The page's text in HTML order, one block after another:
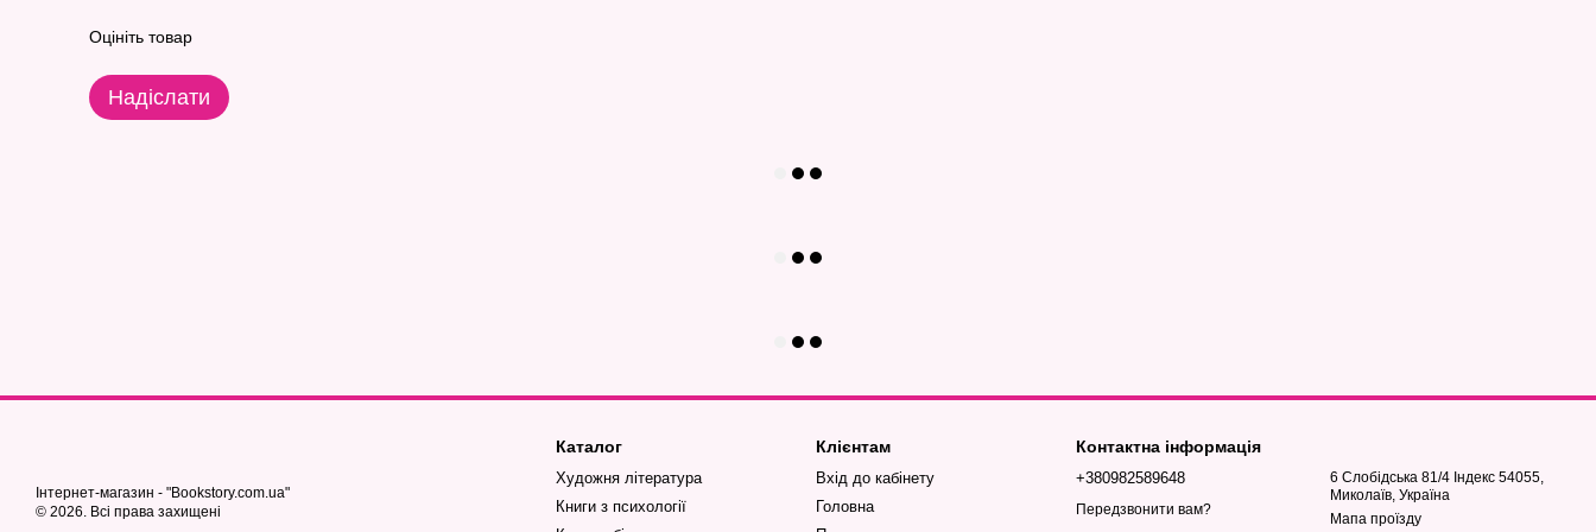
Оцініть товар
Надіслати
Інтернет-магазин - "Bookstory.com.ua"
© 2026. Всі права захищені
Каталог
Художня література
Книги з психології
Клієнтам
Вхід до кабінету
Головна
Контактна інформація
+380982589648
Передзвонити вам?
6 Слобідська 81/4 Індекс 54055,
Миколаїв, Україна
Мапа проїзду